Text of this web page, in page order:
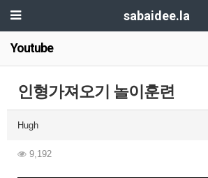
sabaidee.la
Youtube
인형가져오기 놀이훈련
Hugh
9,192